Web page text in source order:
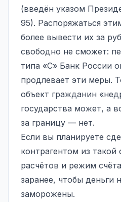
(введён указом
95). Распоряжаться
более вывести их за
свободно не сможет:
типа «С» Банк России
продлевает эти меры.
объект гражданин
государства может, а
за границу — нет.
Если вы планируете
контрагентом из
расчётов и режим
заранее, чтобы деньги
заморожены.